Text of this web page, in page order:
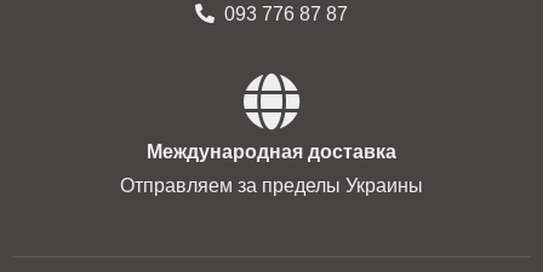
093 776 87 87
Международная доставка
Отправляем за пределы Украины